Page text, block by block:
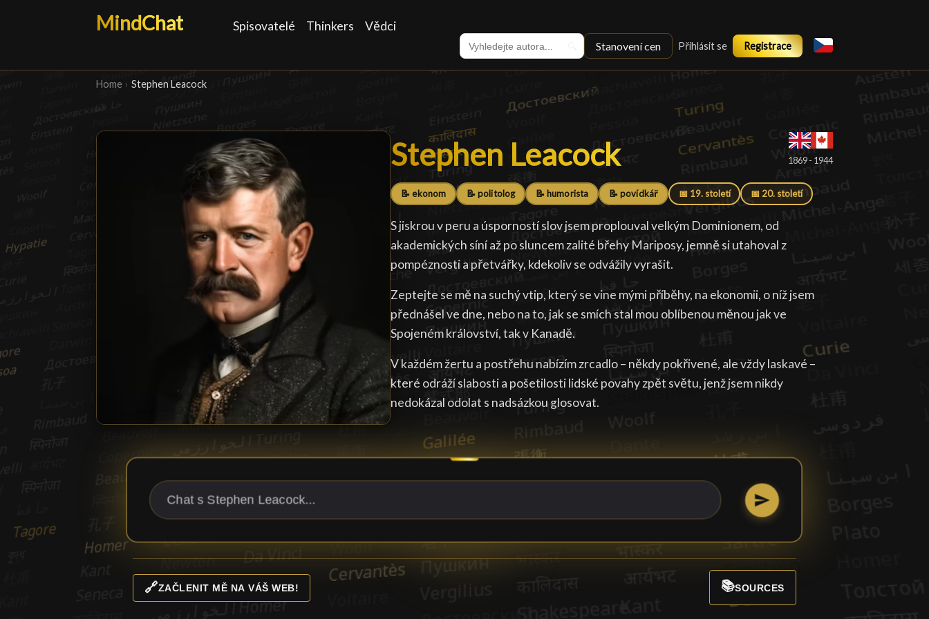
MindChat Spisovatelé Thinkers Vědci
Stanovení cen Přihlásit se Registrace
Home › Stephen Leacock
Stephen Leacock
Stephen Leacock█ 1869 - 1944
📝 ekonom 📝 politolog 📝 humorista 📝 povídkář 📅 19. století 📅 20. století
S jiskrou v peru a úsporností slov jsem proplouval velkým Dominionem, od
akademických síní až po sluncem zalité břehy Mariposy, jemně si utahoval z
pompéznosti a přetvářky, kdekoliv se odvážily vyrašit.
Zeptejte se mě na suchý vtip, který se vine mými příběhy, na ekonomii, o níž jsem
přednášel ve dne, nebo na to, jak se smích stal mou oblíbenou měnou jak ve
Spojeném království, tak v Kanadě.
V každém žertu a postřehu nabízím zrcadlo – někdy pokřivené, ale vždy laskavé –
které odráží slabosti a pošetilosti lidské povahy zpět světu, jenž jsem nikdy
nedokázal odolat s nadsázkou glosovat.
🔗ZAČLENIT MĚ NA VÁŠ WEB! 📚SOURCES